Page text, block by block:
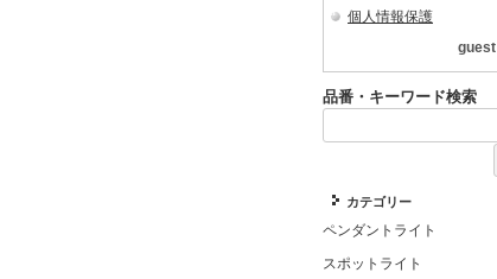
個人情報保護
guest
品番・キーワード検索
カテゴリー
ペンダントライト
スポットライト